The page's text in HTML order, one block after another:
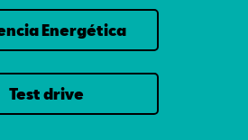
Energética
Test drive